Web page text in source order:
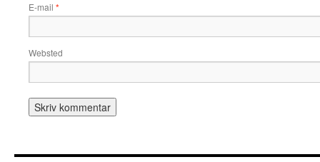
E-mail *
Websted